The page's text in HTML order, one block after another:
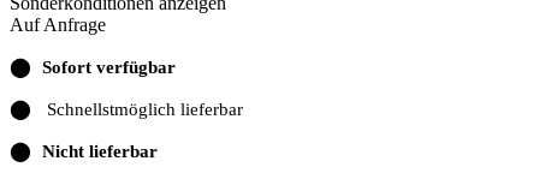
Auf Anfrage
⬤ Sofort verfügbar
⬤ Schnellstmöglich lieferbar
⬤ Nicht lieferbar